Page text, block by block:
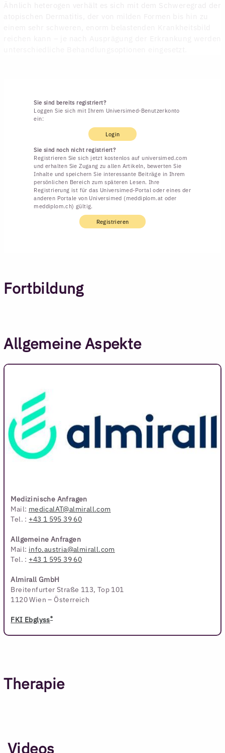
Ähnlich heterogen verhält es sich mit dem Schweregrad der
Sie sind bereits registriert?
Loggen Sie sich mit Ihrem Universimed-Benutzerkonto
ein:
Login
Sie sind noch nicht registriert?
Registrieren Sie sich jetzt kostenlos auf universimed.com
und erhalten Sie Zugang zu allen Artikeln, bewerten Sie
Inhalte und speichern Sie interessante Beiträge in Ihrem
persönlichen Bereich zum späteren Lesen. Ihre
Registrierung ist für das Universimed-Portal oder eines der
anderen Portale von Universimed (meddiplom.at oder
meddiplom.ch) gültig.
Registrieren
Fortbildung
Allgemeine Aspekte
Medizinische Anfragen
Mail: medicalAT@almirall.com
Tel. : +43 1 595 39 60
Allgemeine Anfragen
Mail: info.austria@almirall.com
Tel. : +43 1 595 39 60
Almirall GmbH
Breitenfurter Straße 113, Top 101
1120 Wien – Österreich
FKI Ebglyss®
Therapie
Videos